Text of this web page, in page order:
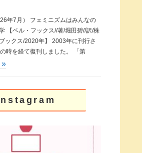
年7月） フェミニズムはみんなの
【ベル・フックス//著/堀田碧//訳/株
ックス/2020年】 2003年に刊行さ
時を経て復刊しました。 「第
»